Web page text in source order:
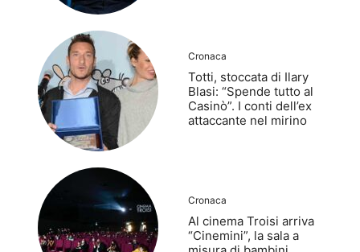
Cronaca
Totti, stoccata di Ilary
Blasi: “Spende tutto al
Casinò”. I conti dell’ex
attaccante nel mirino
Cronaca
Al cinema Troisi arriva
“Cinemini”, la sala a